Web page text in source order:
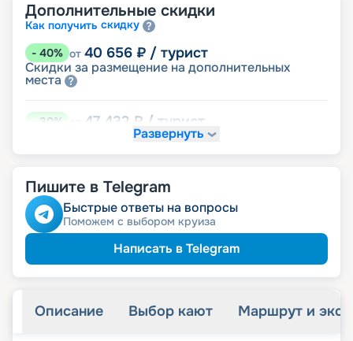
Дополнительные скидки
Как получить скидку
- 40% от 40 656 ₽ / турист
Скидки за размещение на дополнительных
места
30% 47 432 ₽ / турист
размещение
60 984
Скидкадетям
Скидкапенсионерам
Развернуть
Пишите в Telegram
Быстрые ответы на вопросы
Поможем с выбором круиза
Написать в Telegram
Описание Выбор кают Маршрут и